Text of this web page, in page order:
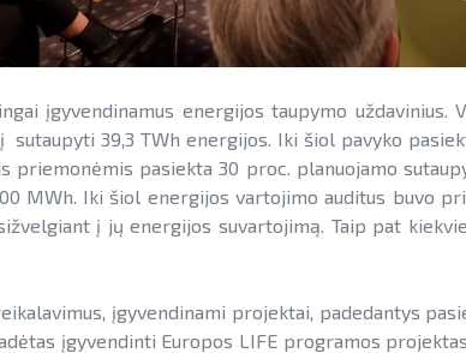
įgyvendinamus energijos taupymo
39,3 TWh energijos. Iki šiol pavyko
priemonėmis pasiekta 30 proc. planuojamo
MWh. Iki šiol energijos vartojimo auditus buvo
į jų energijos suvartojimą. Taip pat
įgyvendinami projektai, padedantys
įgyvendinti Europos LIFE programos